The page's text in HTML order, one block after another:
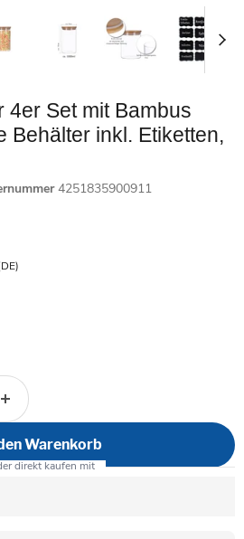
4er Set mit Bambus
Behälter inkl. Etiketten,
4251835900911
Warenkorb